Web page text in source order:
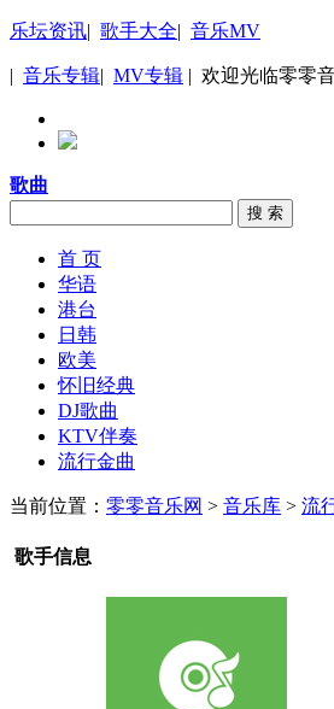
乐坛资讯| 歌手大全| 音乐MV
| 音乐专辑| MV专辑 | 欢迎光临零零
歌曲
搜 索
首 页
华语
港台
日韩
欧美
怀旧经典
DJ歌曲
KTV伴奏
流行金曲
当前位置： 零零音乐网 > 音乐库 > 流
歌手信息